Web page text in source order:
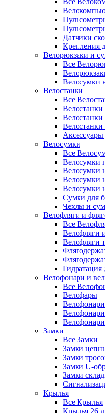
Все
Датчики
Крепления
Велорюкзаки и
Все
Велосумки
Велостанки
Все
Велостанки
Велостанки
Велостанки
Аксессуары
Велосумки
Все
Велосумки
Велосумки
Велосумки
Велосумки
Сумки для
Чехлы и
Велофляги и
Все
Велофляги
Велофляги
Гидратация
Велофонари и
Все
Велофары
Велофонари
Замки
Все Замки
Замки
Замки
Замки U-
Замки
Крылья
Все Крылья
Крылья 26